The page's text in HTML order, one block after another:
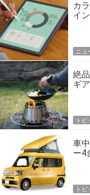
カ
イ
ニュ
絶
ギ
トピ
車
ー4
トピ